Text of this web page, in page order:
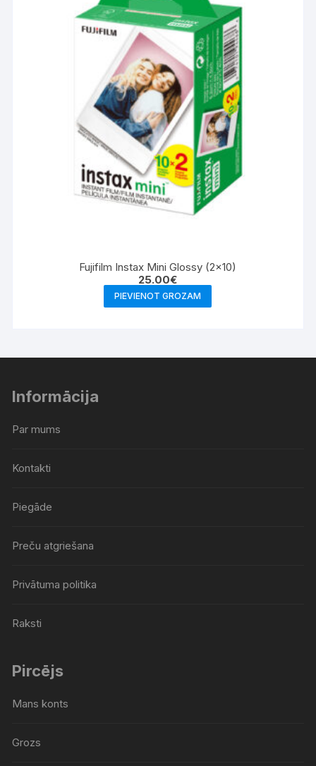
Fujifilm Instax Mini Glossy (2×10)
25.00€
PIEVIENOT GROZAM
Informācija
Par mums
Kontakti
Piegāde
Preču atgriešana
Privātuma politika
Raksti
Pircējs
Mans konts
Grozs